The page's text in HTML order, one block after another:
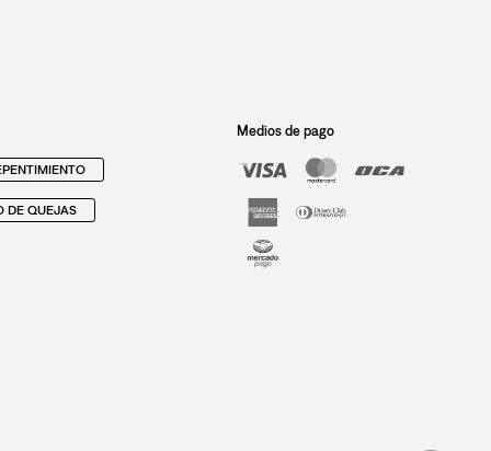
DE QUEJAS
Medios de pago